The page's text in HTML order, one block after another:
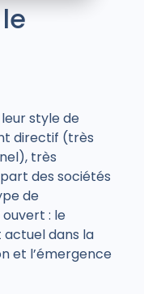
style de
directif (très
très
des sociétés
de
: le
dans la
et l’émergence